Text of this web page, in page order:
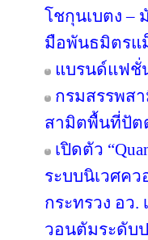
โชกุนเบตง –
มือพันธมิตรแ
แบรนด์แฟชั่
กรมสรรพส
สามิตพื้นที่ปัต
เปิดตัว
ระบบนิเวศค
กระทรวง อว.
วอนตัมระดับป